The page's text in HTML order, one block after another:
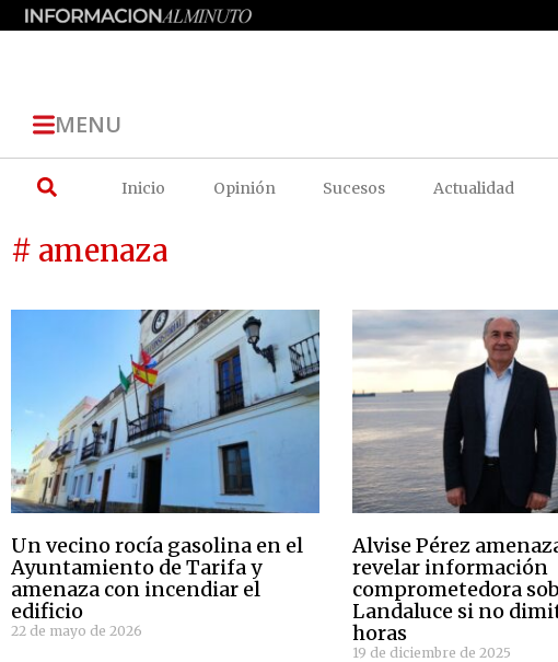
MENU
Inicio Opinión Sucesos Actualidad
# amenaza
Un vecino rocía gasolina en el
Ayuntamiento de Tarifa y
amenaza con incendiar el
edificio
22 de mayo de 2026
Alvise Pérez
revelar información
comprometedora
Landaluce si no
horas
19 de diciembre de 2025